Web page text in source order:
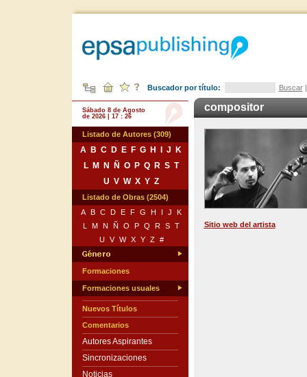
Buscador por título: Buscar
Sábado 8 de Agosto
de 2026 | 17 : 26
Listado de Autores (309)
A B C D E F G H J
K
L
M N Ñ O P Q R S T
U V W X Y Z
Listado de Obras (2504)
A
B C D E F G H I J
K
L
M N Ñ O P Q R S T
U
V W X Y Z #
Formaciones
Formaciones usuales
Nuevos Títulos
Comentarios
Autores Aspirantes
Sincronizaciones
Noticias
compositor
Sitio web del artista